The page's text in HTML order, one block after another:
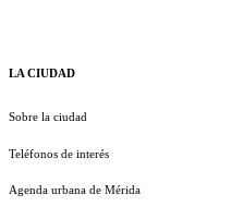
LA CIUDAD
Sobre la ciudad
Teléfonos de interés
Agenda urbana de Mérida